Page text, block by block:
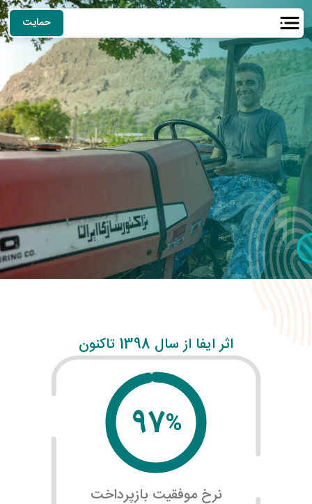
حمایت
اثر ایفا از سال 1398 تاکنون
%
97
نرخ موفقیت بازپرداخت